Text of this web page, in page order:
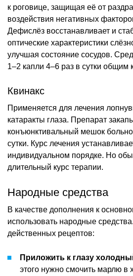
к роговице, защищая её от
воздействия негативных
Дефислёз восстанавливает и
оптические характеристики
улучшая состояние сосудов.
1–2 капли 4–6 раз в сутки общим
Квинакс
Применяется для лечения
катаракты глаза. Препарат
конъюнктивальный мешок
сутки. Курс лечения
индивидуальном порядке. Но
длительный курс терапии.
Народные средства
В качестве дополнения к
использовать народные
действенных рецептов:
Приложить к глазу
этого нужно смочить марлю в